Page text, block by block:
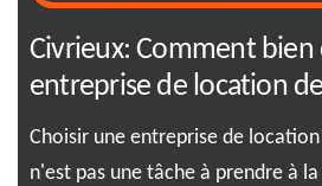
Civrieux: Comment bien
entreprise de location
Choisir une entreprise de
n'est pas une tâche à prendre à